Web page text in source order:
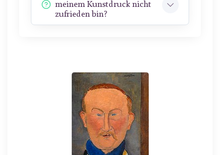
meinem Kunstdruck nicht
zufrieden bin?